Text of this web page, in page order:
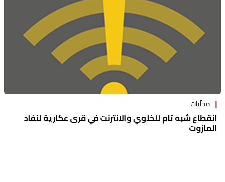
محلّيات
انقطاع شبه تام للخلوي والانترنت في قرى عكارية لنفاد
المازوت